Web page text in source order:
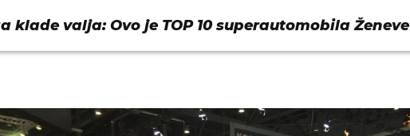
klade valja: Ovo je TOP 10 superautomobila Ženeve